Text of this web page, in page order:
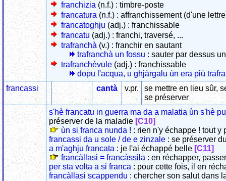
franchizia (n.f.) : timbre-poste
francatura (n.f.) : affranchissement (d'une
francatoghju (adj.) : franchissable
francatu (adj.) : franchi, traversé, ...
trafranchà (v.) : franchir en sautant
trafranchà un fossu : sauter par dessus
trafranchèvule (adj.) : franchissable
dopu l'acqua, u ghjàrgalu ùn era più
francassi
cantà v.pr.
se mettre en lieu sûr,
se préserver
s'hè francatu in guerra ma da a malatia ùn s'hè
préserver de la maladie [C10]
ùn si franca nunda ! : rien n'y échappe ! tout y
francassi da u sole / de e zinzale : se préserver
a m'aghju francata : je l'ai échappé belle [C11]
francàllasi = francàssila : en réchapper,
per sta volta a si franca : pour cette fois, il en
francàllasi scappendu : chercher son salut dans